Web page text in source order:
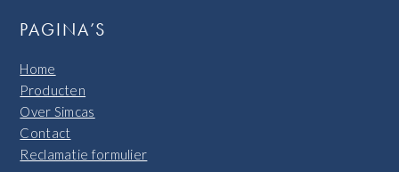
PAGINA’S
Home
Producten
Over Simcas
Contact
Reclamatie formulier